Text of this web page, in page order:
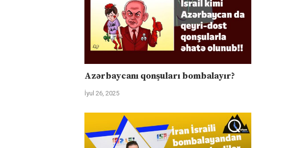
Azərbaycanı qonşuları bombalayır?
İyul 26, 2025